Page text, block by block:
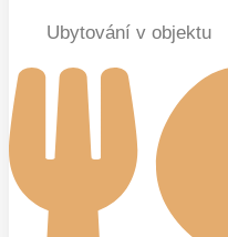
Ubytování v objektu